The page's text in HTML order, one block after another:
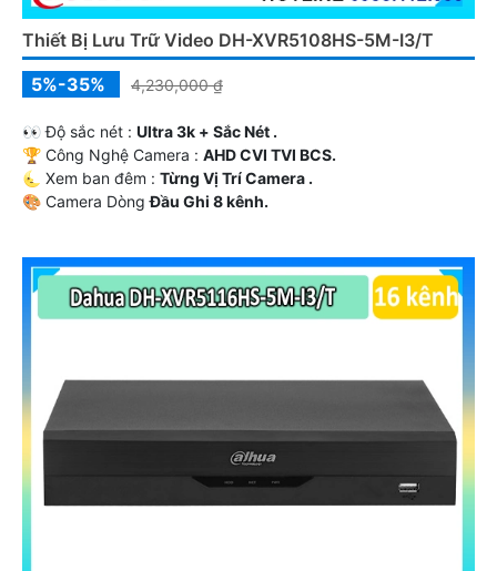
Thiết Bị Lưu Trữ Video DH-XVR5108HS-5M-I3/T
5%-35%
4,230,000 ₫
️👀 Độ sắc nét : Ultra 3k + Sắc Nét .
🏆 Công Nghệ Camera : AHD CVI TVI BCS.
🌜 Xem ban đêm : Từng Vị Trí Camera .
🎨 Camera DòngĐầu Ghi 8 kênh.